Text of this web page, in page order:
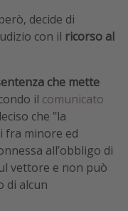
decide di
con il ricorso al
che mette
il comunicato
che "la
fra minore ed
all’obbligo di
vettore e non può
di alcun